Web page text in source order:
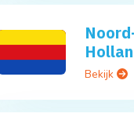
Bekijk